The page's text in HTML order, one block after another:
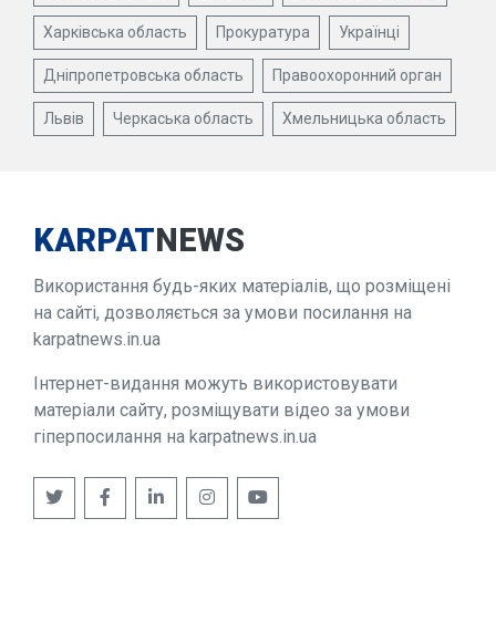
Харківська область Прокуратура Українці
Дніпропетровська область Правоохоронний орган
Львів Черкаська область Хмельницька область
KARPATNEWS
Використання будь-яких матеріалів, що розміщені
на сайті, дозволяється за умови посилання на
karpatnews.in.ua
Інтернет-видання можуть використовувати
матеріали сайту, розміщувати відео за умови
гіперпосилання на karpatnews.in.ua